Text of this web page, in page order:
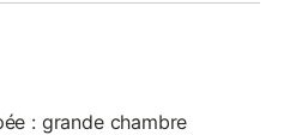
: grande chambre